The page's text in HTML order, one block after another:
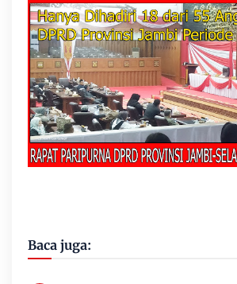
Baca juga: